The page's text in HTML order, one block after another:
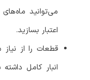
میتوانید ماههای
اعتبار بسازید.
قطعات را از نیاز
انبار کامل داشته